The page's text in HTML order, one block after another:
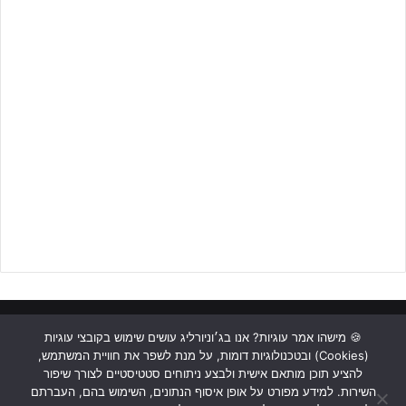
ראשי כתבות תכנים מקצועיים תנאי שימוש
מדיניות אבטחה
כתבו לנו
🍪 מישהו אמר עוגיות? אנו בג׳וניורליג עושים שימוש בקובצי עוגיות
(Cookies) ובטכנולוגיות דומות, על מנת לשפר את חוויית המשתמש,
להציע תוכן מותאם אישית ולבצע ניתוחים סטטיסטיים לצורך שיפור
השירות. למידע מפורט על אופן איסוף הנתונים, השימוש בהם, העברתם